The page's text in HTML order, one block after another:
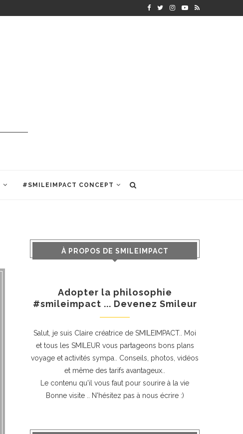
#SMILEIMPACT CONCEPT
À PROPOS DE SMILEIMPACT
Adopter la philosophie
#smileimpact ... Devenez Smileur
Salut, je suis Claire créatrice de SMILEIMPACT.. Moi
et tous les SMILEUR vous partageons bons plans
voyage et activités sympa.. Conseils, photos, vidéos
et même des tarifs avantageux..
Le contenu qu'il vous faut pour sourire à la vie
Bonne visite .. N'hésitez pas à nous écrire :)